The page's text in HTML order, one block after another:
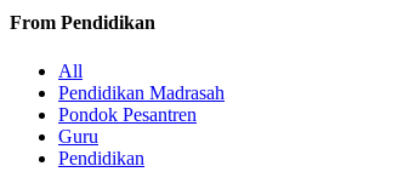
From Pendidikan
All
Pendidikan Madrasah
Pondok Pesantren
Guru
Pendidikan